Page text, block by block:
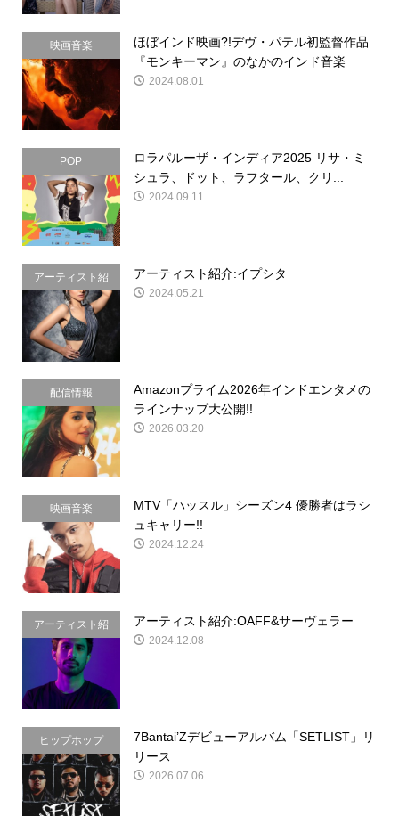
映画音楽
ほぼインド映画?!デヴ・パテル初監督作品
『モンキーマン』のなかのインド音楽
2024.08.01
POP
ロラパルーザ・インディア2025 リサ・ミ
シュラ、ドット、ラフタール、クリ...
2024.09.11
アーティスト紹
介
アーティスト紹介:イプシタ
2024.05.21
配信情報
Amazonプライム2026年インドエンタメの
ラインナップ大公開!!
2026.03.20
映画音楽
MTV「ハッスル」シーズン4 優勝者はラシ
ュキャリー!!
2024.12.24
アーティスト紹
介
アーティスト紹介:OAFF&サーヴェラー
2024.12.08
ヒップホップ
7Bantai’Zデビューアルバム「SETLIST」リ
リース
2026.07.06